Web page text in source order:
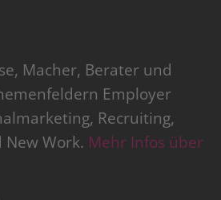
Macher, Berater und
Employer
Recruiting,
New Work. Mehr Infos über